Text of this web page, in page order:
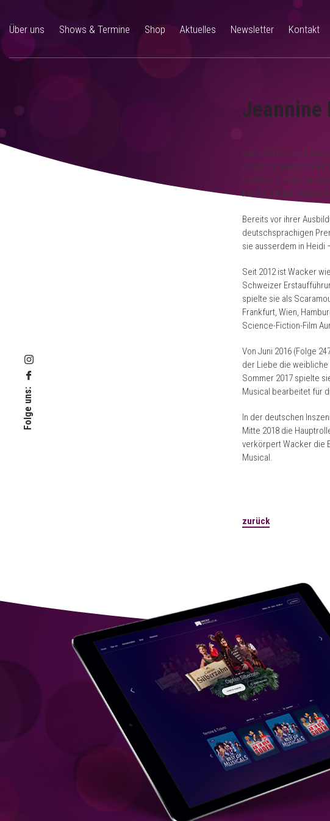
Über uns Shows & Termine Shop Aktuelles Newsletter Kontakt
Folge uns:
Jeannine
Von 2009 bis 2011
Academy in New York
spielte sie Rollen in
Kurzfilmen mit und
Bereits vor ihrer
deutschsprachigen
sie ausserdem in Heidi
Seit 2012 ist Wacker
Schweizer
spielte sie als
Frankfurt, Wien,
Science-Fiction-Film
Von Juni 2016 (Folge
der Liebe die
Sommer 2017 spielte
Musical bearbeitet für
In der deutschen
Mitte 2018 die
verkörpert Wacker die
Musical.
zurück